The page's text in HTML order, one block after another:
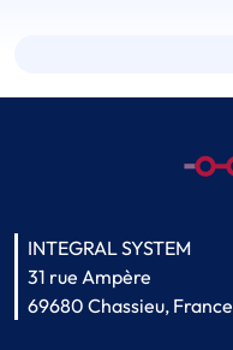
INTEGRAL SYSTEM
31 rue Ampère
69680 Chassieu, France